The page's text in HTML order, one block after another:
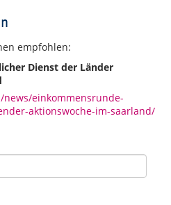
empfohlen:
Dienst der Länder
einkommensrunde-
aktionswoche-im-saarland/